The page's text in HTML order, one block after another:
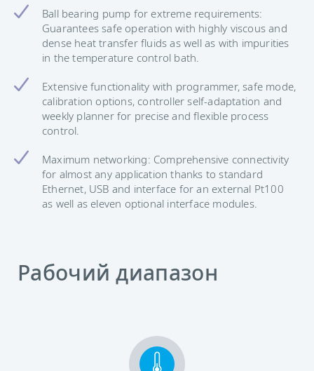
Ball bearing pump for extreme requirements:
Guarantees safe operation with highly viscous and
dense heat transfer fluids as well as with impurities
in the temperature control bath.
Extensive functionality with programmer, safe mode,
calibration options, controller self-adaptation and
weekly planner for precise and flexible process
control.
Maximum networking: Comprehensive connectivity
for almost any application thanks to standard
Ethernet, USB and interface for an external Pt100
as well as eleven optional interface modules.
Рабочий диапазон